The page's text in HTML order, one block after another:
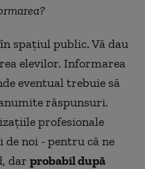
spațiul public. Vă dau
elevilor. Informarea
eventual trebuie să
răspunsuri.
profesionale
de noi - pentru că ne
dar probabil după